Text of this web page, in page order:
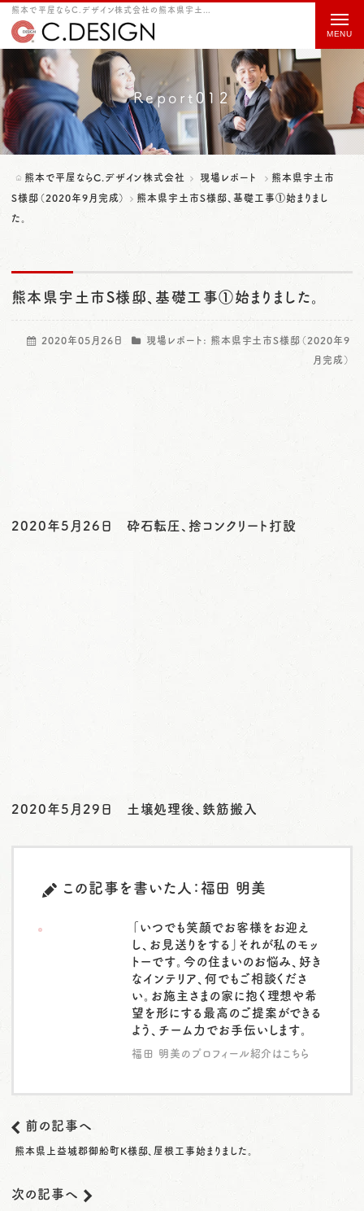
熊本で平屋ならC.デザイン株式会社の熊本県宇土市S様邸、基礎工事①始まりました。をご紹介
Report012
熊本で平屋ならC.デザイン株式会社 現場レポート
熊本県宇土市
S様邸（2020年9月完成）
熊本県宇土市S様邸、基礎工事①始まりまし
た。
熊本県宇土市S様邸、基礎工事①始まりました。
2020年05月26日 現場レポート: 熊本県宇土市S様邸（2020年9
月完成）
2020年5月26日 砕石転圧、捨コンクリート打設
2020年5月29日 土壌処理後、鉄筋搬入
この記事を書いた人：福田 明美
「いつでも笑顔でお客様をお迎え
し、お見送りをする」それが私のモッ
トーです。今の住まいのお悩み、好き
なインテリア、何でもご相談くださ
い。お施主さまの家に抱く理想や希
望を形にする最高のご提案ができる
よう、チーム力でお手伝いします。
福田 明美のプロフィール紹介はこちら
前の記事へ
熊本県上益城郡御船町K様邸、屋根工事始まりました。
次の記事へ
t
o
g
g
l
e
g
i